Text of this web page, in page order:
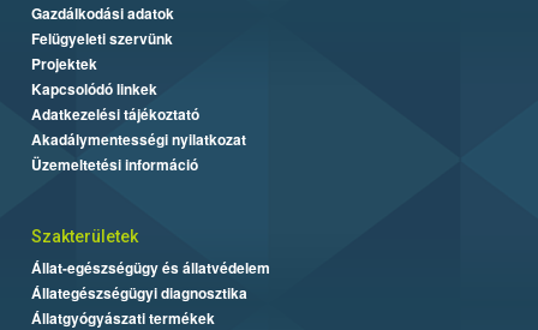
Gazdálkodási adatok
Felügyeleti szervünk
Projektek
Kapcsolódó linkek
Adatkezelési tájékoztató
Akadálymentességi nyilatkozat
Üzemeltetési információ
Szakterületek
Állat-egészségügy és állatvédelem
Állategészségügyi diagnosztika
Állatgyógyászati termékek